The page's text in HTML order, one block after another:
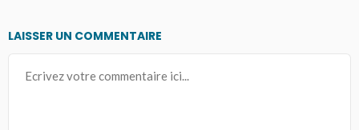
LAISSER UN COMMENTAIRE